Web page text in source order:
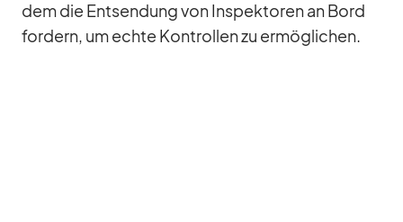
dem die Ent­sen­dung von In­spek­to­ren an Bord
for­dern, um echte Kon­trol­len zu er­mög­li­chen.